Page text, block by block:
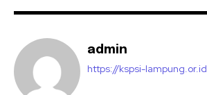
admin
https://kspsi-lampung.or.id